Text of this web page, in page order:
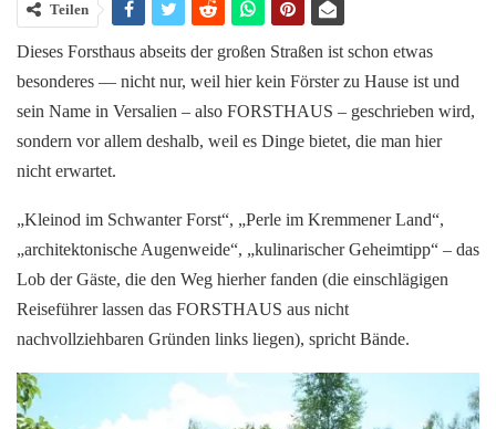
Teilen
Dieses Forsthaus abseits der großen Straßen ist schon etwas
besonderes — nicht nur, weil hier kein Förster zu Hause ist und
sein Name in Versalien – also FORSTHAUS – geschrieben wird,
sondern vor allem deshalb, weil es Dinge bietet, die man hier
nicht erwartet.
„Kleinod im Schwanter Forst“, „Perle im Kremmener Land“,
„architektonische Augenweide“, „kulinarischer Geheimtipp“ – das
Lob der Gäste, die den Weg hierher fanden (die einschlägigen
Reiseführer lassen das FORSTHAUS aus nicht
nachvollziehbaren Gründen links liegen), spricht Bände.